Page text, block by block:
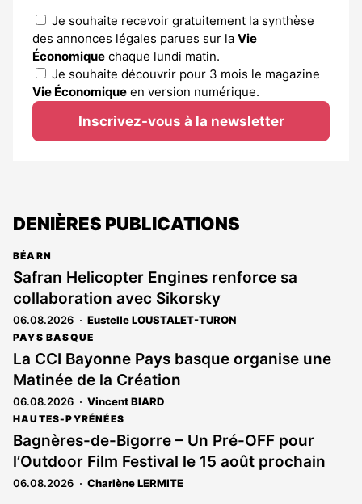
Je souhaite recevoir gratuitement la synthèse
des annonces légales parues sur la Vie
Économique chaque lundi matin.
Je souhaite découvrir pour 3 mois le magazine
Vie Économique en version numérique.
Inscrivez-vous à la newsletter
DENIÈRES PUBLICATIONS
BÉARN
Safran Helicopter Engines renforce sa
collaboration avec Sikorsky
06.08.2026 Eustelle LOUSTALET-TURON
PAYS BASQUE
La CCI Bayonne Pays basque organise une
Matinée de la Création
06.08.2026 Vincent BIARD
HAUTES-PYRÉNÉES
Bagnères-de-Bigorre – Un Pré-OFF pour
l’Outdoor Film Festival le 15 août prochain
06.08.2026 Charlène LERMITE